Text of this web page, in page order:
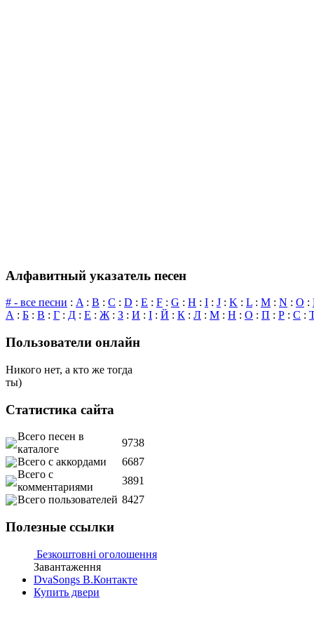
Алфавитный указатель песен
# - все песни : A: B : C : D : E : F : G : H : I : J : K : L : M : N : O :
А : Б : В : Г : Д : Е : Ж: З : И : І : Й : К : Л : М : Н : О : П : Р : С :
Пользователи онлайн
Никого нет, а кто же тогда
ты)
Статистика сайта
Всего песен в
каталоге
9738
Всего с аккордами
6687
Всего с
комментариями
3891
Всего пользователей 8427
Полезные ссылки
Безкоштовні оголошення
Завантаження
DvaSongs В.Контакте
Купить двери